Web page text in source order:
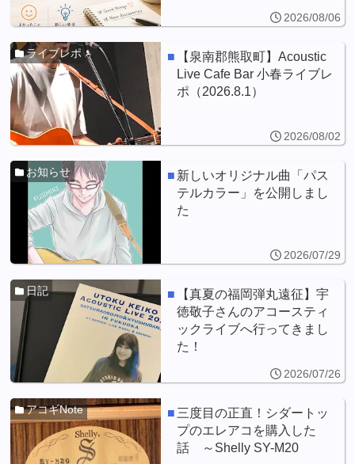
2026/08/06
【泉南郡熊取町】Acoustic
Live Cafe Bar 小春ライブレ
ポ（2026.8.1）
ライブレポ
2026/08/02
新しいオリジナル曲「パス
テルカラー」を公開しまし
た
お知らせ
2026/07/29
【真夏の福岡弾丸遠征】宇
徳敬子さんのアコースティ
ックライブへ行ってきまし
た！
日記
2026/07/26
三度目の正直！シダートッ
プのエレアコを購入した
話 ～Shelly SY-M20
アコギNote